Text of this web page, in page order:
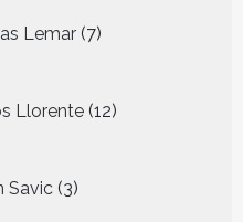
Lemar 7
producten
Llorente 12
producten
Savic 3
producten